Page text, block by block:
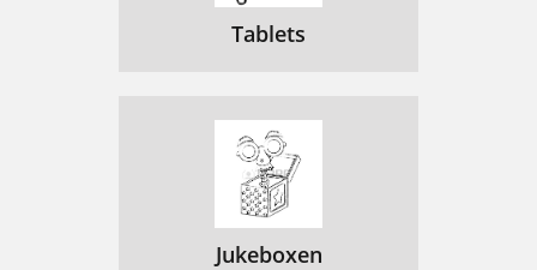
Tablets
Jukeboxen